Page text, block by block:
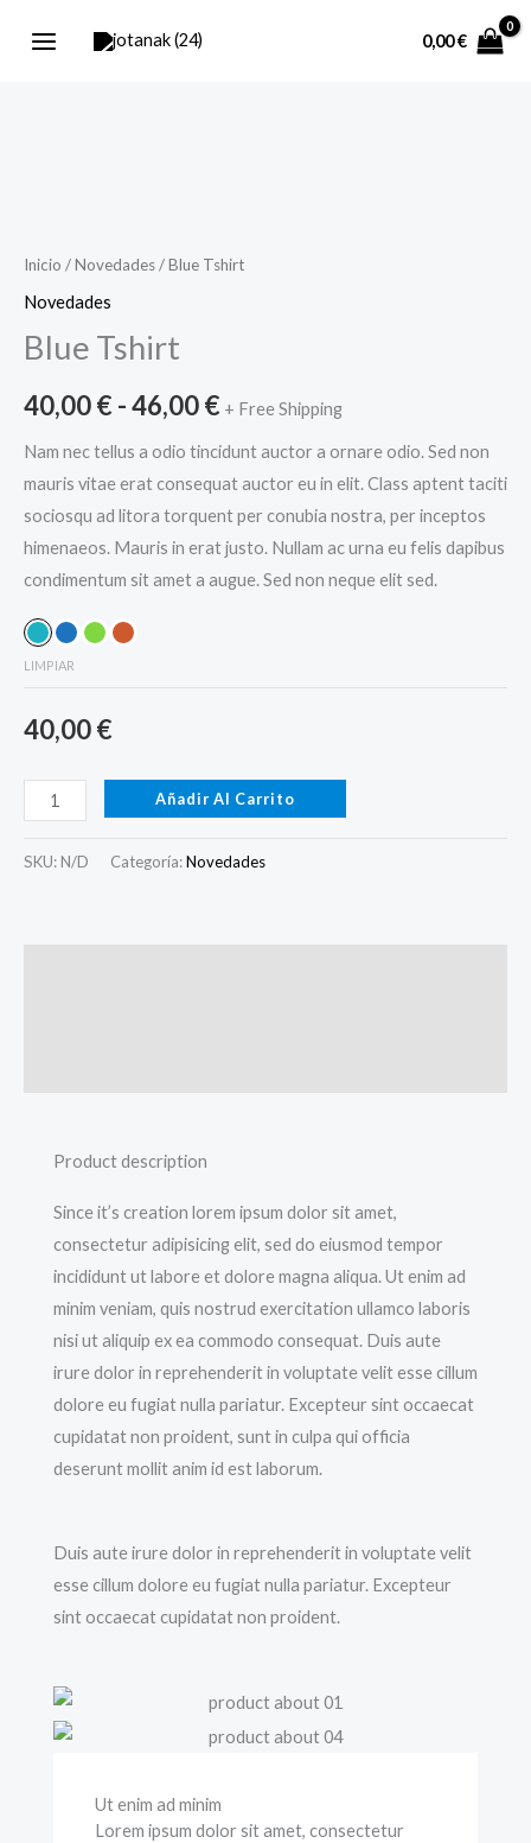
0,00€
Inicio /Novedades/ Blue Tshirt
Novedades
Blue Tshirt
40,00€-46,00€
precios:
hasta
46,00 €
+ Free Shipping
Nam nec tellus a odio tincidunt auctor a ornare odio. Sed non
mauris vitae erat consequat auctor eu in elit. Class aptent taciti
sociosqu ad litora torquent per conubia nostra, per inceptos
himenaeos. Mauris in erat justo. Nullam ac urna eu felis dapibus
condimentum sit amet a augue. Sed non neque elit sed.
LIMPIAR
40,00€
Añadir Al Carrito
SKU: N/D Categoría:Novedades
Product description
Since it’s creation lorem ipsum dolor sit amet,
consectetur adipisicing elit, sed do eiusmod tempor
incididunt ut labore et dolore magna aliqua. Ut enim ad
minim veniam, quis nostrud exercitation ullamco laboris
nisi ut aliquip ex ea commodo consequat. Duis aute
irure dolor in reprehenderit in voluptate velit esse cillum
dolore eu fugiat nulla pariatur. Excepteur sint occaecat
cupidatat non proident, sunt in culpa qui officia
deserunt mollit anim id est laborum.
Duis aute irure dolor in reprehenderit in voluptate velit
esse cillum dolore eu fugiat nulla pariatur. Excepteur
sint occaecat cupidatat non proident.
Ut enim ad minim
Lorem ipsum dolor sit amet, consectetur